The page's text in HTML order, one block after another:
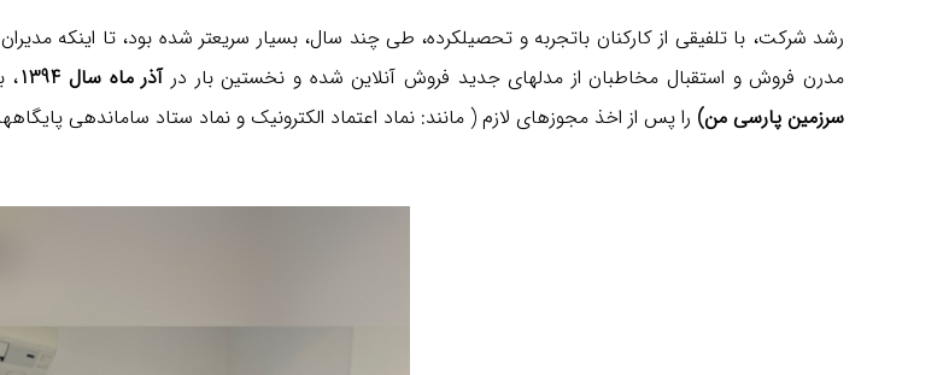
رشد شرکت، با تلفیقی از کارکنان باتجربه و تحصیلکرده، طی چند سال، بسیار سریعتر شده بود، تا اینکه
مدرن فروش و استقبال مخاطبان از مدلهای جدید فروش آنلاین شده و نخستین بار درآذر ماه سال 1394 ،
سرزمین پارسی من) را پس از اخذ مجوزهای لازم ( مانند: نماد اعتماد الکترونیک و نماد ستاد ساماندهی